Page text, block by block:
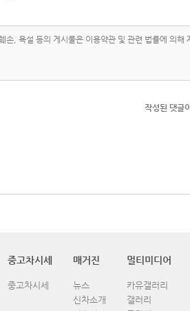
작성된 댓글
중고차시세
중고차시세
매거진
뉴스
신차소개
멀티미디어
카유갤러리
갤러리